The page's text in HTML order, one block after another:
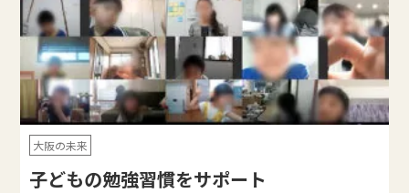
大阪の未来
子どもの勉強習慣をサポート